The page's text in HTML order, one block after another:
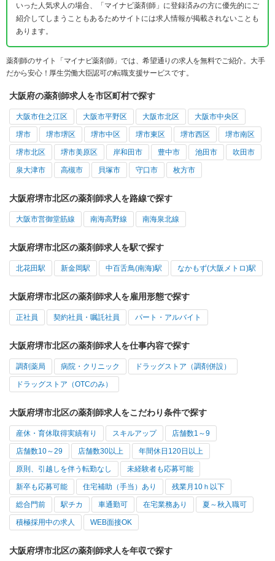
いった人気求人の場合、「マイナビ薬剤師」に登録済みの方に優先的にご
紹介してしまうこともあるためサイトには求人情報が掲載されないことも
あります。
薬剤師のサイト「マイナビ薬剤師」では、希望通りの求人を無料でご紹介。大手
だから安心！厚生労働大臣認可の転職支援サービスです。
大阪府の薬剤師求人を市区町村で探す
大阪市住之江区 大阪市平野区 大阪市北区 大阪市中央区
堺市 堺市堺区 堺市中区 堺市東区 堺市西区 堺市南区
堺市北区 堺市美原区 岸和田市 豊中市 池田市 吹田市
泉大津市 高槻市 貝塚市 守口市 枚方市
大阪府堺市北区の薬剤師求人を路線で探す
大阪市営御堂筋線 南海高野線 南海泉北線
大阪府堺市北区の薬剤師求人を駅で探す
北花田駅 新金岡駅 中百舌鳥(南海)駅 なかもず(大阪メトロ)駅
大阪府堺市北区の薬剤師求人を雇用形態で探す
正社員 契約社員・嘱託社員 パート・アルバイト
大阪府堺市北区の薬剤師求人を仕事内容で探す
調剤薬局 病院・クリニック ドラッグストア（調剤併設）
ドラッグストア（OTCのみ）
大阪府堺市北区の薬剤師求人をこだわり条件で探す
産休・育休取得実績有り スキルアップ 店舗数1～9
店舗数10～29 店舗数30以上 年間休日120日以上
原則、引越しを伴う転勤なし 未経験者も応募可能
新卒も応募可能 住宅補助（手当）あり 残業月10ｈ以下
総合門前 駅チカ 車通勤可 在宅業務あり 夏～秋入職可
積極採用中の求人 WEB面接OK
大阪府堺市北区の薬剤師求人を年収で探す